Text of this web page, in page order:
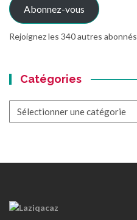
Abonnez-vous
Rejoignez les 340 autres abonnés
Catégories